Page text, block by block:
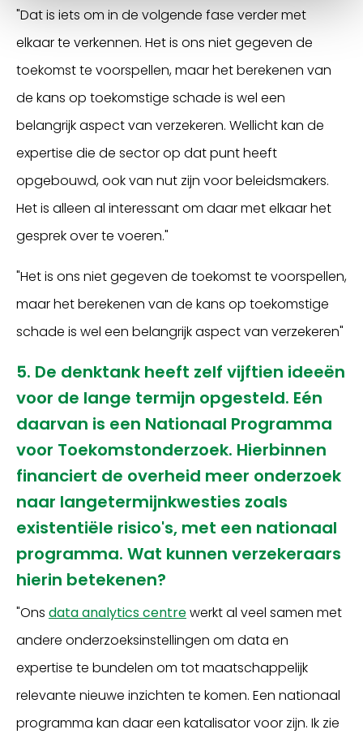
"Dat is iets om in de volgende fase verder met
elkaar te verkennen. Het is ons niet gegeven de
toekomst te voorspellen, maar het berekenen van
de kans op toekomstige schade is wel een
belangrijk aspect van verzekeren. Wellicht kan de
expertise die de sector op dat punt heeft
opgebouwd, ook van nut zijn voor beleidsmakers.
Het is alleen al interessant om daar met elkaar het
gesprek over te voeren."
"Het is ons niet gegeven de toekomst te voorspellen,
maar het berekenen van de kans op toekomstige
schade is wel een belangrijk aspect van verzekeren"
5. De denktank heeft zelf vijftien ideeën
voor de lange termijn opgesteld. Eén
daarvan is een Nationaal Programma
voor Toekomstonderzoek. Hierbinnen
financiert de overheid meer onderzoek
naar langetermijnkwesties zoals
existentiële risico's, met een nationaal
programma. Wat kunnen verzekeraars
hierin betekenen?
"Ons data analytics centrewerkt al veel samen met
andere onderzoeksinstellingen om data en
expertise te bundelen om tot maatschappelijk
relevante nieuwe inzichten te komen. Een nationaal
programma kan daar een katalisator voor zijn. Ik zie